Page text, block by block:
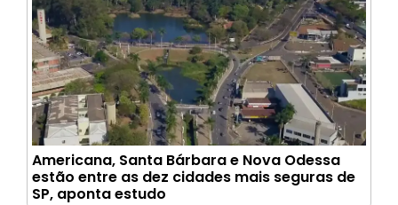
Americana, Santa Bárbara e Nova Odessa
estão entre as dez cidades mais seguras de
SP, aponta estudo